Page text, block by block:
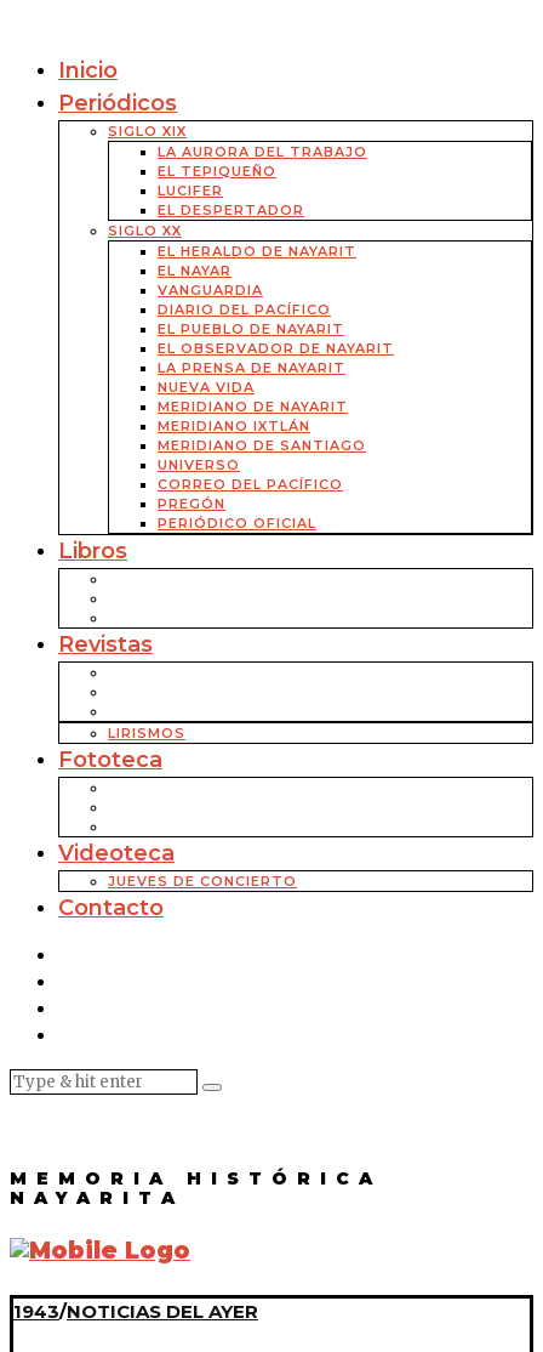
Inicio
Periódicos
SIGLO XIX
LA AURORA DEL TRABAJO
EL TEPIQUEÑO
LUCIFER
EL DESPERTADOR
SIGLO XX
EL HERALDO DE NAYARIT
EL NAYAR
VANGUARDIA
DIARIO DEL PACÍFICO
EL PUEBLO DE NAYARIT
EL OBSERVADOR DE NAYARIT
LA PRENSA DE NAYARIT
NUEVA VIDA
MERIDIANO DE NAYARIT
MERIDIANO IXTLÁN
MERIDIANO DE SANTIAGO
UNIVERSO
CORREO DEL PACÍFICO
PREGÓN
PERIÓDICO OFICIAL
Libros
Revistas
LIRISMOS
Fototeca
Videoteca
JUEVES DE CONCIERTO
Contacto
MEMORIA HISTÓRICA
NAYARITA
1943/NOTICIAS DEL AYER